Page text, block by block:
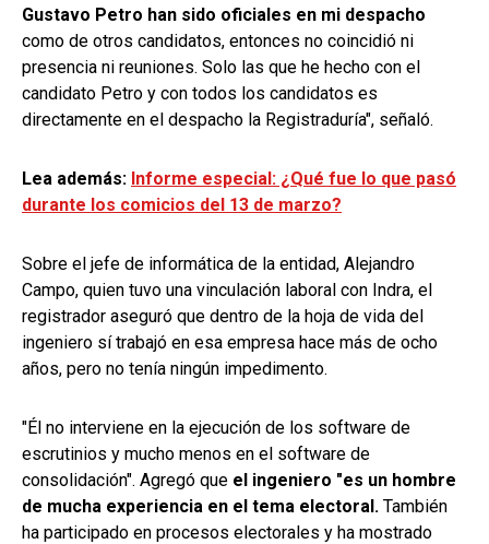
Gustavo Petro han sido oficiales en mi despacho
como de otros candidatos, entonces no coincidió ni
presencia ni reuniones. Solo las que he hecho con el
candidato Petro y con todos los candidatos es
directamente en el despacho la Registraduría", señaló.
Lea además: Informe especial: ¿Qué fue lo que pasó
durante los comicios del 13 de marzo?
Sobre el jefe de informática de la entidad, Alejandro
Campo, quien tuvo una vinculación laboral con Indra, el
registrador aseguró que dentro de la hoja de vida del
ingeniero sí trabajó en esa empresa hace más de ocho
años, pero no tenía ningún impedimento.
"Él no interviene en la ejecución de los software de
escrutinios y mucho menos en el software de
consolidación". Agregó que el ingeniero "es un hombre
de mucha experiencia en el tema electoral. También
ha participado en procesos electorales y ha mostrado